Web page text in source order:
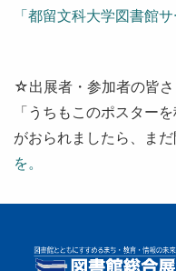
「都留文科大学図書館
☆出展者・参加者の皆
「うちもこのポスター
がおられましたら、まだ
を。